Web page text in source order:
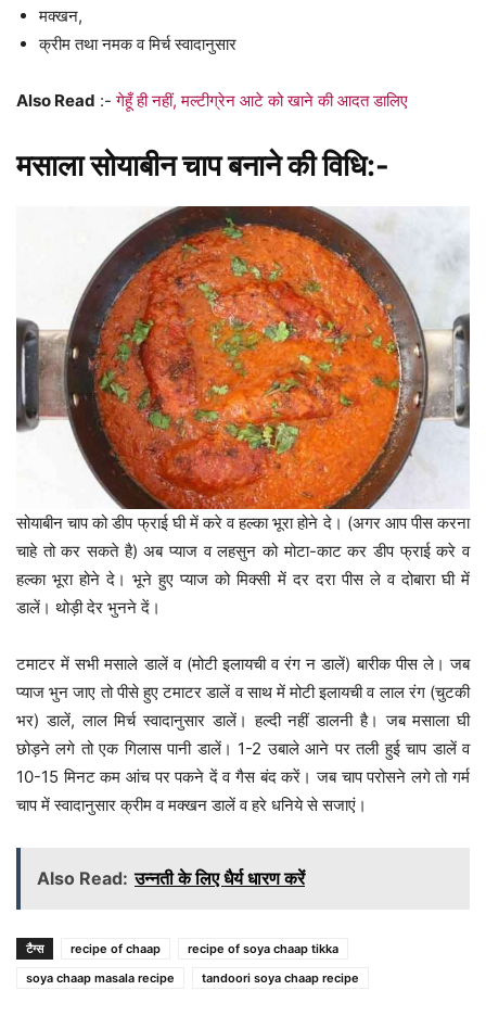
मक्खन,
क्रीम तथा नमक व मिर्च स्वादानुसार
Also Read :-गेहूँ ही नहीं, मल्टीग्रेन आटे को खाने की आदत डालिए
मसाला सोयाबीन चाप बनाने की विधि:-
सोयाबीन चाप को डीप फ्राई घी में करे व हल्का भूरा होने दे। (अगर आप पीस करना
चाहे तो कर सकते है) अब प्याज व लहसुन को मोटा-काट कर डीप फ्राई करे व
हल्का भूरा होने दे। भूने हुए प्याज को मिक्सी में दर दरा पीस ले व दोबारा घी में
डालें। थोड़ी देर भुनने दें।
टमाटर में सभी मसाले डालें व (मोटी इलायची व रंग न डालें) बारीक पीस ले। जब
प्याज भुन जाए तो पीसे हुए टमाटर डालें व साथ में मोटी इलायची व लाल रंग (चुटकी
भर) डालें, लाल मिर्च स्वादानुसार डालें। हल्दी नहीं डालनी है। जब मसाला घी
छोड़ने लगे तो एक गिलास पानी डालें। 1-2 उबाले आने पर तली हुई चाप डालें व
10-15 मिनट कम आंच पर पकने दें व गैस बंद करें। जब चाप परोसने लगे तो गर्म
चाप में स्वादानुसार क्रीम व मक्खन डालें व हरे धनिये से सजाएं।
Also Read: उन्नती के लिए धैर्य धारण करें
टैग्स recipe of chaap
recipe of soya chaap tikka
soya chaap masala recipe
tandoori soya chaap recipe